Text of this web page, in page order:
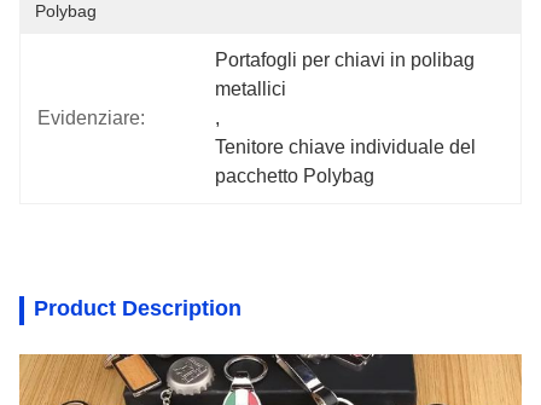
Polybag
Evidenziare:
Portafogli per chiavi in polibag
metallici
,
Tenitore chiave individuale del
pacchetto Polybag
Product Description